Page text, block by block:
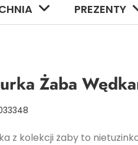
PREZENTY
Żaba
z kolekcji żaby to